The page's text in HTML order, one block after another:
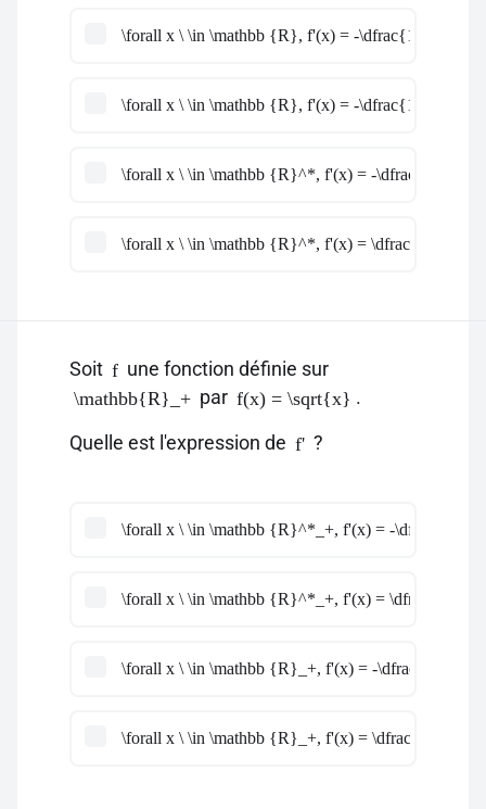
\forall x \ \in \mathbb {R}, f'(x) = -\dfrac{1}{x^2}
\forall x \ \in \mathbb {R}, f'(x) = -\dfrac{1}{2x}
\forall x \ \in \mathbb {R}^*, f'(x) = -\dfrac{1}{x^2}
\forall x \ \in \mathbb {R}^*, f'(x) = \dfrac{1}{2x}
Soit f une fonction définie sur
\mathbb{R}_+ par f(x) = \sqrt{x} .
Quelle est l'expression de f' ?
\forall x \ \in \mathbb {R}^*_+, f'(x) = -
\forall x \ \in \mathbb {R}^*_+, f'(x) =
\forall x \ \in \mathbb {R}_+, f'(x) = -\dfrac{1}{x}
\forall x \ \in \mathbb {R}_+, f'(x) =